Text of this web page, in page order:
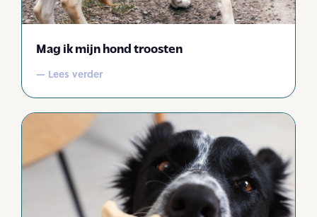
Mag ik mijn hond troosten
— Lees verder